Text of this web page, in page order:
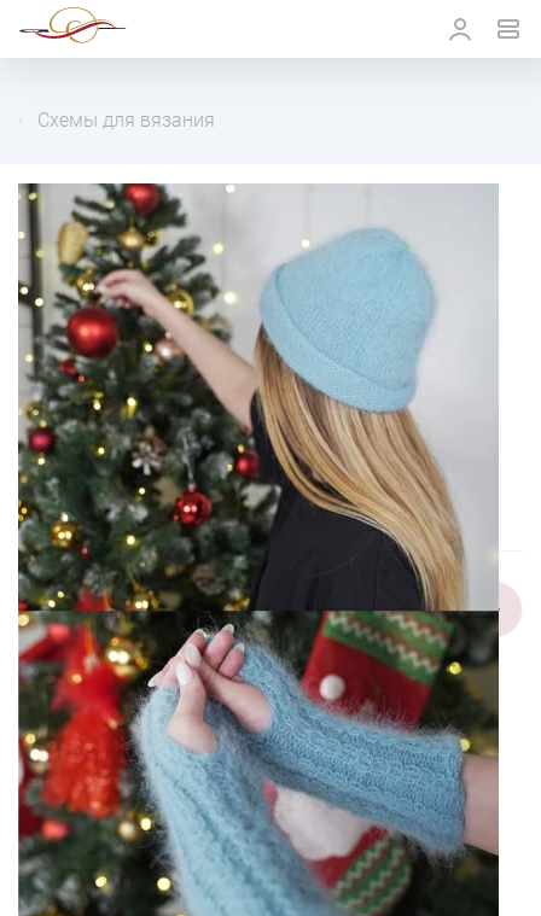
Схемы для вязания
1/2
Изображения и цвет представленного товара могут незначительно
отличаться от оригинала продукции, взависимости от разрешения и
настроек вашего монитора, а также условий освещения при съемке
Набор для творчества Шапка и
митенки «Фанни» (схема)